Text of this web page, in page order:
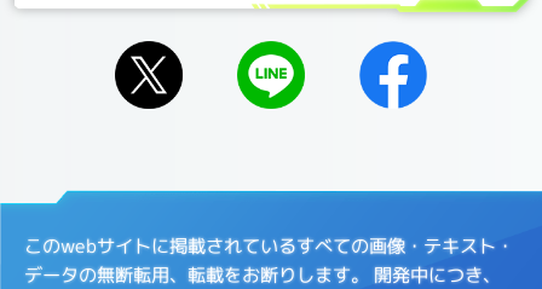
このwebサイトに掲載されているすべての画像・テキスト・
データの無断転用、転載をお断りします。 開発中につき、